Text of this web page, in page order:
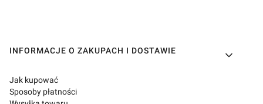
Linki w stopce
INFORMACJE O ZAKUPACH I DOSTAWIE
Jak kupować
Sposoby płatności